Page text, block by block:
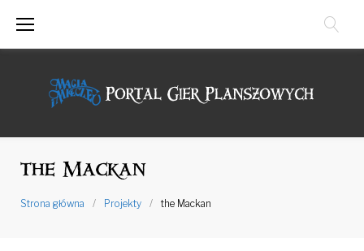
the Mackan
Strona główna / Projekty / the Mackan